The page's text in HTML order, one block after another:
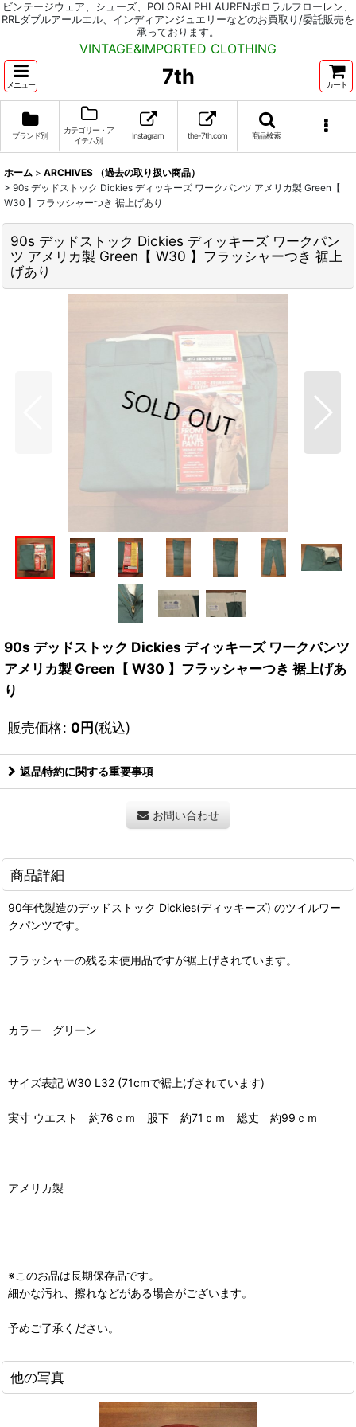
ビンテージウェア、シューズ、POLORALPHLAURENポロラルフローレン、
RRLダブルアールエル、インディアンジュエリーなどのお買取り/委託販売を
承っております。
VINTAGE&IMPORTED CLOTHING
メニュー 7th カート
ブランド別
カテゴリー・ア
イテム別
Instagram the-7th.com 商品検索
ホーム > ARCHIVES （過去の取り扱い商品）
> 90s デッドストック Dickies ディッキーズ ワークパンツ アメリカ製 Green【
W30 】フラッシャーつき 裾上げあり
90s デッドストック Dickies ディッキーズ ワークパン
ツ アメリカ製 Green【 W30 】フラッシャーつき 裾上
げあり
90s デッドストック Dickies ディッキーズ ワークパンツ
アメリカ製 Green【 W30 】フラッシャーつき 裾上げあ
り
販売価格: 0円(税込)
返品特約に関する重要事項
お問い合わせ
商品詳細
90年代製造のデッドストック Dickies(ディッキーズ) のツイルワー
クパンツです。
フラッシャーの残る未使用品ですが裾上げされています。
カラー グリーン
サイズ表記 W30 L32 (71cmで裾上げされています)
実寸 ウエスト 約76ｃｍ 股下 約71ｃｍ 総丈 約99ｃｍ
アメリカ製
※このお品は長期保存品です。
細かな汚れ、擦れなどがある場合がございます。
予めご了承ください。
他の写真